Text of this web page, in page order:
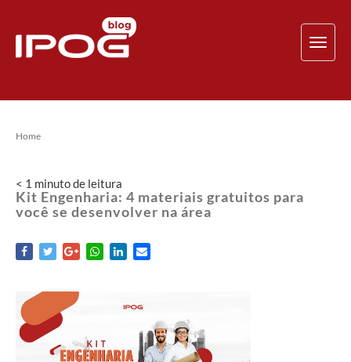
Home
< 1 minutode leitura
Kit Engenharia: 4 materiais gratuitos para
você se desenvolver na área